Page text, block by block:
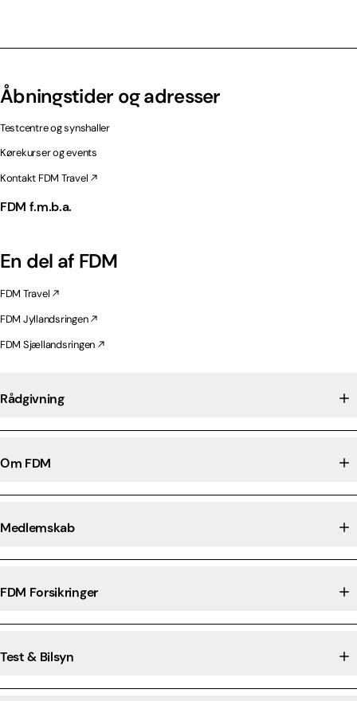
Åbningstider og adresser
Testcentre og synshaller
Kørekurser og events
Kontakt FDM Travel
FDM f.m.b.a.
En del af FDM
FDM Travel
FDM Jyllandsringen
FDM Sjællandsringen
Rådgivning
Om FDM
Medlemskab
FDM Forsikringer
Test & Bilsyn